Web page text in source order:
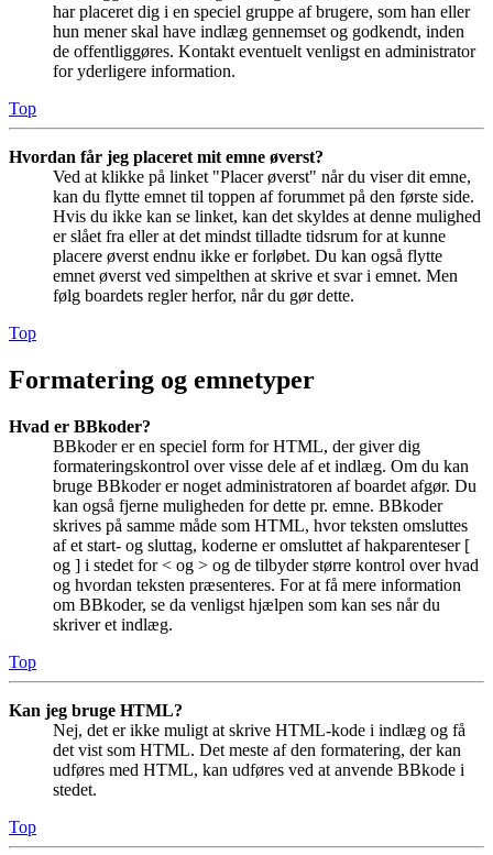
har placeret dig i en speciel gruppe af brugere, som han eller
hun mener skal have indlæg gennemset og godkendt, inden
de offentliggøres. Kontakt eventuelt venligst en administrator
for yderligere information.
Top
Hvordan får jeg placeret mit emne øverst?
Ved at klikke på linket "Placer øverst" når du viser dit emne,
kan du flytte emnet til toppen af forummet på den første side.
Hvis du ikke kan se linket, kan det skyldes at denne mulighed
er slået fra eller at det mindst tilladte tidsrum for at kunne
placere øverst endnu ikke er forløbet. Du kan også flytte
emnet øverst ved simpelthen at skrive et svar i emnet. Men
følg boardets regler herfor, når du gør dette.
Top
Formatering og emnetyper
Hvad er BBkoder?
BBkoder er en speciel form for HTML, der giver dig
formateringskontrol over visse dele af et indlæg. Om du kan
bruge BBkoder er noget administratoren af boardet afgør. Du
kan også fjerne muligheden for dette pr. emne. BBkoder
skrives på samme måde som HTML, hvor teksten omsluttes
af et start- og sluttag, koderne er omsluttet af hakparenteser [
og ] i stedet for < og > og de tilbyder større kontrol over hvad
og hvordan teksten præsenteres. For at få mere information
om BBkoder, se da venligst hjælpen som kan ses når du
skriver et indlæg.
Top
Kan jeg bruge HTML?
Nej, det er ikke muligt at skrive HTML-kode i indlæg og få
det vist som HTML. Det meste af den formatering, der kan
udføres med HTML, kan udføres ved at anvende BBkode i
stedet.
Top